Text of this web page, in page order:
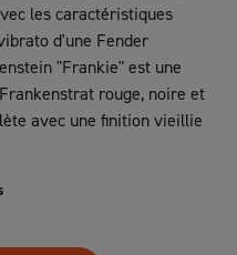
les caractéristiques
d'une Fender
"Frankie" est une
rouge, noire et
avec une finition vieillie